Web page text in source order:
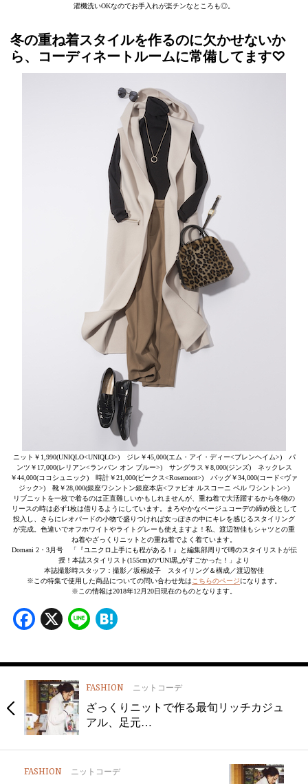
濯機洗いOKなのでお手入れが楽チンなところも◎。
冬の重ね着スタイルを作るのに欠かせないか
ら、コーディネートルームに常備してます♡
ニット￥1,990(UNIQLO<UNIQLO>) ジレ￥45,000(エム・アイ・ディー<ブレンヘイム>) パ
ンツ￥17,000(レリアン<ランバン オン ブルー>) サングラス￥8,000(ジンズ) ネックレス
￥44,000(ココシュニック) 時計￥21,000(ピークス<Rosemont>) バッグ￥34,000(コード<ヴァ
ジック>) 靴￥28,000(銀座ワシントン銀座本店<ファビオ ルスコーニ ペル ワシントン>)
リブニットを一枚で着るのは正直難しいかもしれませんが、重ね着で大活躍するから冬物の
リースの時は必ず1枚は借りるようにしています。まろやかなベージュコーデの締め役として
投入し、さらにレオパードの小物で盛りつければ女っぽさの中にキレを感じるスタイリング
が完成。色違いでオフホワイトやライトグレーも使えますよ！私、渡辺智佳もシャツとの重
ね着やざっくりニットとの重ね着でよく着ています。
Domani 2・3月号 「『ユニクロ上手にも程がある！』と編集部周りで噂のスタイリストが伝
授！本誌スタイリスト(155cm)の“UNI黒„がすごかった！」より
本誌撮影時スタッフ：撮影／坂根綾子 スタイリング＆構成／渡辺智佳
※この特集で使用した商品についての問い合わせ先は こちらのページになります。
※この情報は2018年12月20日現在のものとなります。
Facebook
X Line
FASHION ニットコーデ
ざっくりニットで作る最旬リッチカジュ
アル、足元…
FASHION ニットコーデ